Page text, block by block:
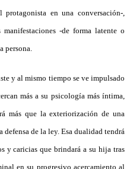
protagonista en una conversación-,
-de forma latente o
persona.
y al mismo tiempo se ve impulsado
más a su psicología más íntima,
más que la exteriorización de una
defensa de la ley. Esa dualidad tendrá
y caricias que brindará a su hija tras
en su progresivo acercamiento al